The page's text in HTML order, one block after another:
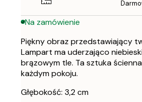
Na zamówienie
Piękny obraz przedstawiający
Lampart ma uderzająco
brązowym tle. Ta sztuka
każdym pokoju.
Głębokość: 3,2 cm